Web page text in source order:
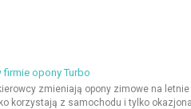
opony Turbo
zmieniają opony zimowe na letnie
korzystają z samochodu i tylko